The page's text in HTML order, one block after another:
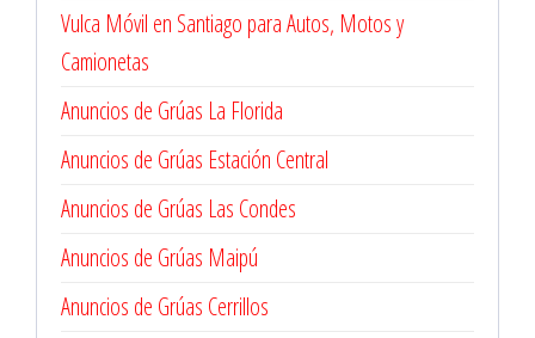
Vulca Móvil en Santiago para Autos, Motos y
Camionetas
Anuncios de Grúas La Florida
Anuncios de Grúas Estación Central
Anuncios de Grúas Las Condes
Anuncios de Grúas Maipú
Anuncios de Grúas Cerrillos